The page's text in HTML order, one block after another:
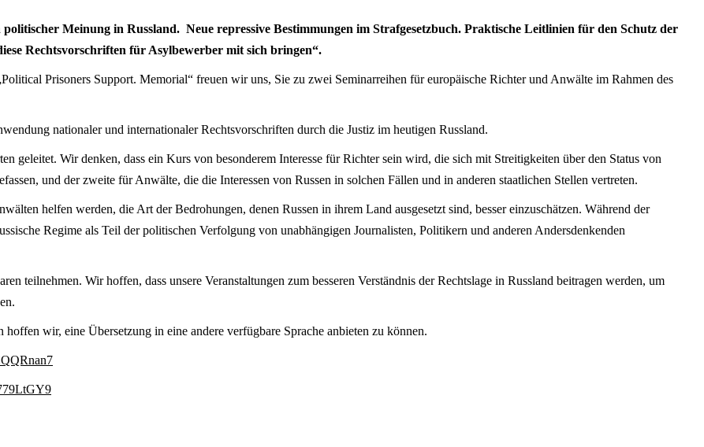
Meinung in Russland. Neue repressive Bestimmungen im Strafgesetzbuch. Praktische Leitlinien für den Schutz der
Rechtsvorschriften für Asylbewerber mit sich bringen“.
Prisoners Support. Memorial“ freuen wir uns, Sie zu zwei Seminarreihen für europäische Richter und Anwälte im Rahmen des
nationaler und internationaler Rechtsvorschriften durch die Justiz im heutigen Russland.
geleitet. Wir denken, dass ein Kurs von besonderem Interesse für Richter sein wird, die sich mit Streitigkeiten über den Status von
und der zweite für Anwälte, die die Interessen von Russen in solchen Fällen und in anderen staatlichen Stellen vertreten.
helfen werden, die Art der Bedrohungen, denen Russen in ihrem Land ausgesetzt sind, besser einzuschätzen. Während der
Regime als Teil der politischen Verfolgung von unabhängigen Journalisten, Politikern und anderen Andersdenkenden
teilnehmen. Wir hoffen, dass unsere Veranstaltungen zum besseren Verständnis der Rechtslage in Russland beitragen werden, um
wir, eine Übersetzung in eine andere verfügbare Sprache anbieten zu können.